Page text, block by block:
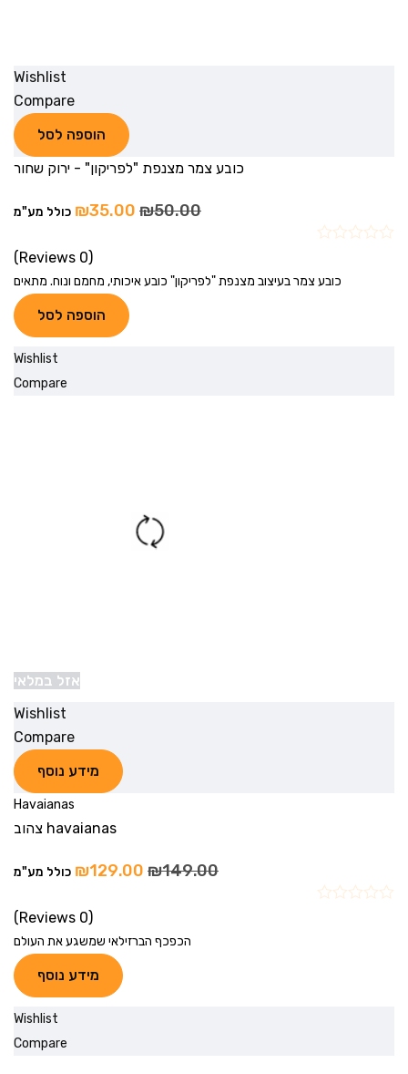
Wishlist
Compare
הוספה לסל
כובע צמר מצנפת "לפריקון" - ירוק שחור
₪50.00
₪35.00 כולל מע"מ
(0 Reviews)
כובע צמר בעיצוב מצנפת "לפריקון" כובע איכותי, מחמם ונוח. מתאים
הוספה לסל
Wishlist
Compare
אזל במלאי
Wishlist
Compare
מידע נוסף
Havaianas
havaianas צהוב
₪149.00
₪129.00 כולל מע"מ
(0 Reviews)
הכפכף הברזילאי שמשגע את העולם
מידע נוסף
Wishlist
Compare